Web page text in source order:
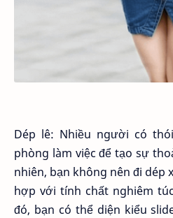
Dép lê: Nhiều người có
phòng làm việc để tạo sự
nhiên, bạn không nên đi dép
hợp với tính chất nghiêm
đó, bạn có thể diện kiểu